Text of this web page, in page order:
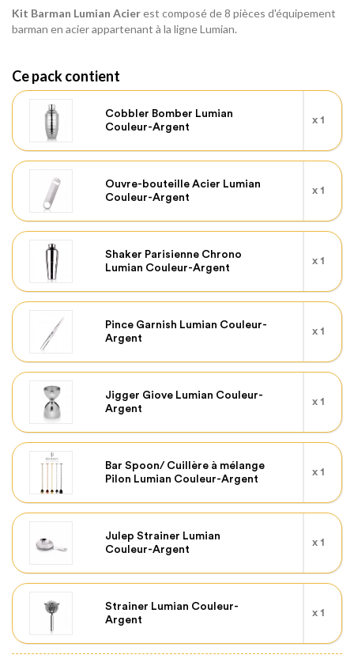
Kit Barman Lumian Acierest composé de 8 pièces d'équipement
barman en acier appartenant à la ligne Lumian.
Ce pack contient
Cobbler Bomber Lumian
Couleur-Argent
x 1
Ouvre-bouteille Acier Lumian
Couleur-Argent
x 1
Shaker Parisienne Chrono
Lumian Couleur-Argent
x 1
Pince Garnish Lumian Couleur-
Argent
x 1
Jigger Giove Lumian Couleur-
Argent
x 1
Bar Spoon/ Cuillère à mélange
Pilon Lumian Couleur-Argent
x 1
Julep Strainer Lumian
Couleur-Argent
x 1
Strainer Lumian Couleur-
Argent
x 1